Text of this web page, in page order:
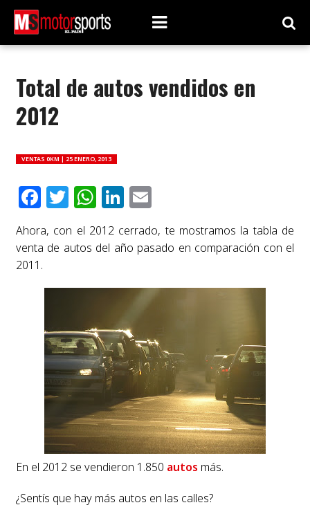
Total de autos vendidos en
2012
VENTAS 0KM | 25 ENERO, 2013
Facebook
Twitter
WhatsApp
LinkedIn
Email
Ahora, con el 2012 cerrado, te mostramos la tabla de
venta de autos del año pasado en comparación con el
2011.
En el 2012 se vendieron 1.850 autos más.
¿Sentís que hay más autos en las calles?